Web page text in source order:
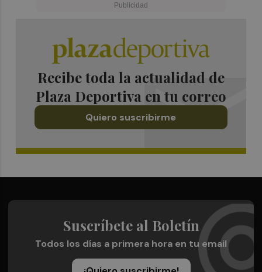
Recibe toda la actualidad de
Plaza Deportiva en tu correo
Quiero suscribirme
Suscríbete al Boletín
Todos los días a primera hora en tu email